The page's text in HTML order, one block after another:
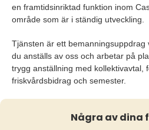
en framtidsinriktad funktion inom
område som är i ständig utveckling.
Tjänsten är ett bemanningsuppdrag
du anställs av oss och arbetar på
trygg anställning med kollektivavtal,
friskvårdsbidrag och semester.
Några av dina